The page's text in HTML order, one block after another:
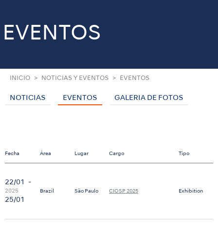
EVENTOS
INICIO NOTICIAS Y EVENTOS EVENTOS
NOTICIAS EVENTOS GALERIA DE FOTOS
Fecha Área Lugar Cargo Tipo
22/01
2025
-
25/01
Brazil São Paulo CIOSP 2025 Exhibition